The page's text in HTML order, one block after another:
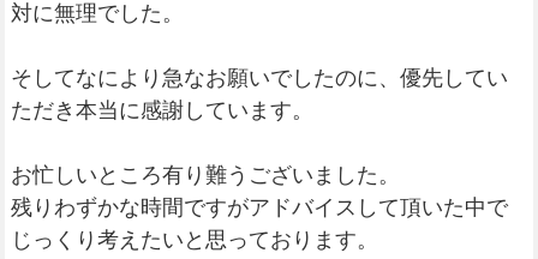
対に無理でした。
そしてなにより急なお願いでしたのに、優先してい
ただき本当に感謝しています。
お忙しいところ有り難うございました。
残りわずかな時間ですがアドバイスして頂いた中で
じっくり考えたいと思っております。